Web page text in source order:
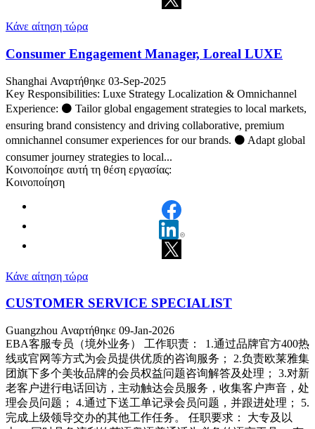
Κάνε αίτηση τώρα
Consumer Engagement Manager, Loreal LUXE
Shanghai Αναρτήθηκε 03-Sep-2025
Key Responsibilities: Luxe Strategy Localization & Omnichannel
Experience: ⚫ Tailor global engagement strategies to local markets,
ensuring brand consistency and driving collaborative, premium
omnichannel consumer experiences for our brands. ⚫ Adapt global
consumer journey strategies to local...
Κοινοποίησε αυτή τη θέση εργασίας:
Κοινοποίηση
Κάνε αίτηση τώρα
CUSTOMER SERVICE SPECIALIST
Guangzhou Αναρτήθηκε 09-Jan-2026
EBA客服专员（境外业务） 工作职责： 1.通过品牌官方400热
线或官网等方式为会员提供优质的咨询服务； 2.负责欧莱雅集
团旗下多个美妆品牌的会员权益问题咨询解答及处理； 3.对新
老客户进行电话回访，主动触达会员服务，收集客户声音，处
理会员问题； 4.通过下送工单记录会员问题，并跟进处理； 5.
完成上级领导交办的其他工作任务。 任职要求： 大专及以